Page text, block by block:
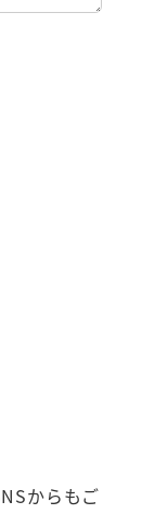
からもご